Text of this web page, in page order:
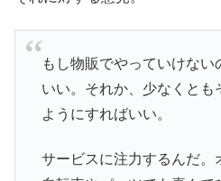
もし物販でやっていけな
いい。それか、少なくとも
ようにすればいい。
サービスに注力するんだ。